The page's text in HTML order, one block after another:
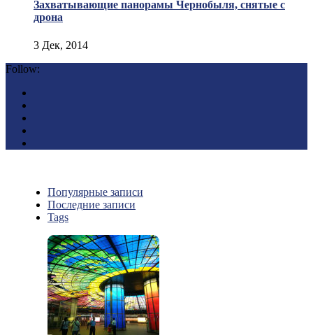
Захватывающие панорамы Чернобыля, снятые с
дрона
3 Дек, 2014
Follow:
Популярные записи
Последние записи
Tags